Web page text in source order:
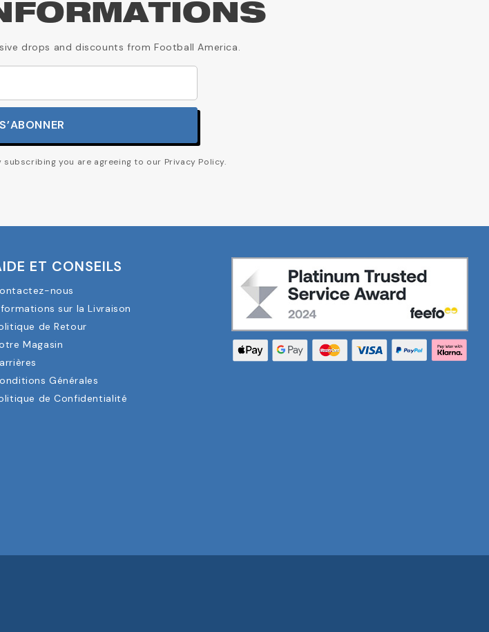
drops and discounts from Football America.
S’ABONNER
you are agreeing to our Privacy Policy.
ET CONSEILS
nous
sur la Livraison
de Retour
Magasin
Générales
de Confidentialité